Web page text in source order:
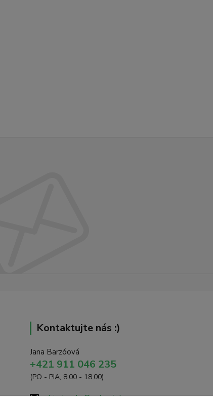
Kontaktujte nás :)
Jana Barzóová
+421 911 046 235
(PO - PIA, 8:00 - 18:00)
objednavky@naturaj.sk